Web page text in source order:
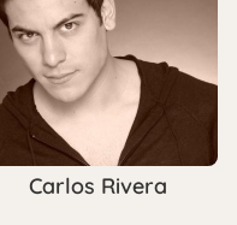
Carlos Rivera